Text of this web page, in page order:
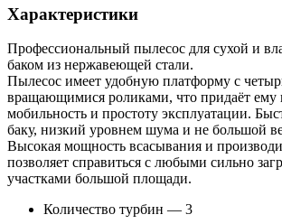
Характеристики
Профессиональный пылесос для сухой и
баком из нержавеющей стали.
Пылесос имеет удобную платформу с
вращающимися роликами, что придаёт
мобильность и простоту эксплуатации.
баку, низкий уровнем шума и не большой
Высокая мощность всасывания и
позволяет справиться с любыми сильно
участками большой площади.
Количество турбин — 3